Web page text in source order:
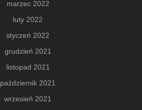
marzec 2022
luty 2022
styczeń 2022
grudzień 2021
listopad 2021
październik 2021
wrzesień 2021